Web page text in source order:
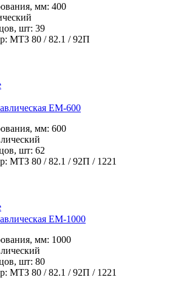
мм: 400
шт: 39
МТЗ 80 / 82.1 / 92П
ЕМ-600
мм: 600
шт: 62
МТЗ 80 / 82.1 / 92П / 1221
ЕМ-1000
мм: 1000
шт: 80
МТЗ 80 / 82.1 / 92П / 1221